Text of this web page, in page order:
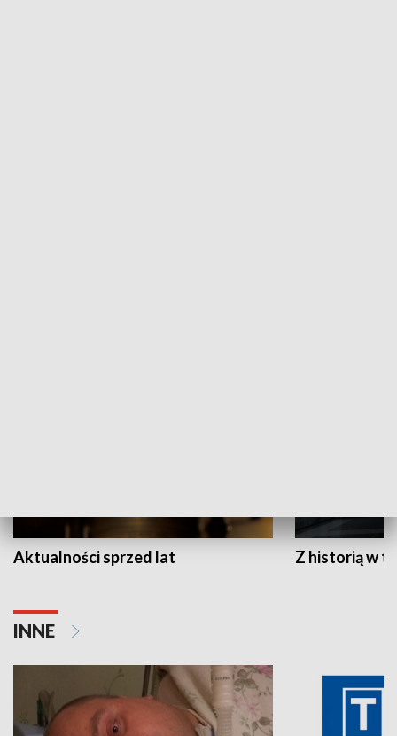
Aktualności sprzed lat Z historią w
INNE